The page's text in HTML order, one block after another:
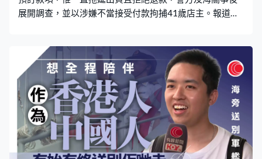
展開調查，並以涉嫌不當接受付款拘捕41歲店主。報道播
成」放長線收網 苦主報警店家即退款 《一線搜查》於6
月中報道事件後，該模型店的惡行引發網上玩具群組熱烈
討論，不少網民透露有相同遭遇，「同呢間舖頭買嘢預咗
受氣㗎喇，12月訂咗件嘢，到條街已經四圍都賣緊佢仲要
拖。4月上去就話5月先至有，而家又話下個月喎」、「訂
貨可以平兩三成仲唔係有古惑？一兩次平平啲一定畀貨
你，等你放低戒心之後一次過落好多訂，佢就收網啦」、
「太耐出唔到貨退款正常，想退款拖字訣。」 其中一名苦